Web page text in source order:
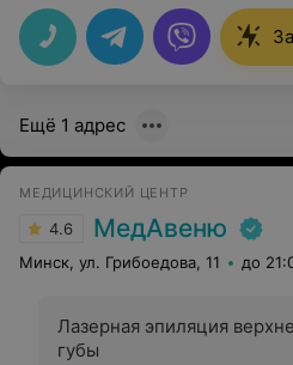
безболезненно, шов очень
процедуры никакого
Доктор очень чуткий и
Ещё 1 адрес
МЕДИЦИНСКИЙ ЦЕНТР
4.6 МедАвеню
Минск, ул. Грибоедова, 11 до
Лазерная эпиляция
губы